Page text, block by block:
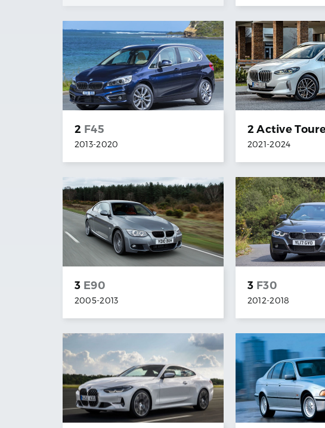
2 F45
2013-2020
2 Active
2021-2024
3 E90
2005-2013
3 F30
2012-2018